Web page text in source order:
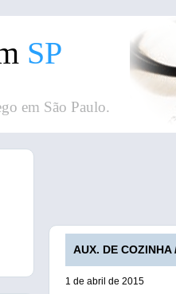
SP
em São Paulo.
AUX. DE
1 de abril de 2015